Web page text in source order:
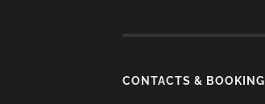
CONTACTS & BOOKING